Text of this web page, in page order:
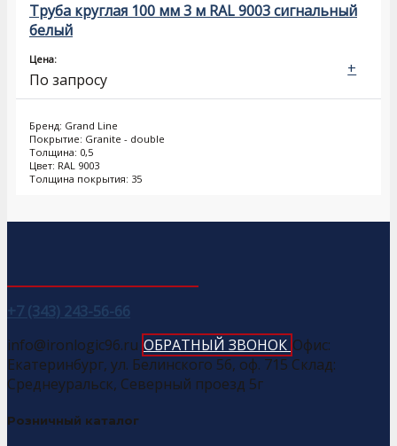
Труба круглая 100 мм 3 м RAL 9003 сигнальный
белый
Цена:
По запросу
Бренд: Grand Line
Покрытие: Granite - double
Толщина: 0,5
Цвет: RAL 9003
Толщина покрытия: 35
+
+7 (343) 243-56-66
info@ironlogic96.ru ОБРАТНЫЙ ЗВОНОК Офис:
Екатеринбург, ул. Белинского 56, оф. 715 Склад:
Среднеуральск, Северный проезд 5г
Розничный каталог